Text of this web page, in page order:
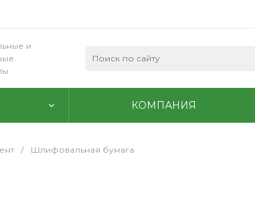
и
КОМПАНИЯ
/ Шлифовальная бумага